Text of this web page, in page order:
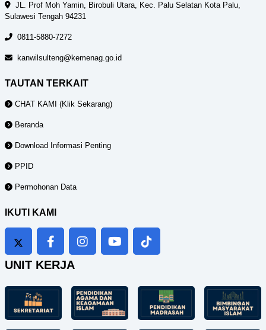
JL. Prof Moh Yamin, Birobuli Utara, Kec. Palu Selatan Kota Palu,
Sulawesi Tengah 94231
0811-5880-7272
kanwilsulteng@kemenag.go.id
TAUTAN TERKAIT
CHAT KAMI (Klik Sekarang)
Beranda
Download Informasi Penting
PPID
Permohonan Data
IKUTI KAMI
UNIT KERJA